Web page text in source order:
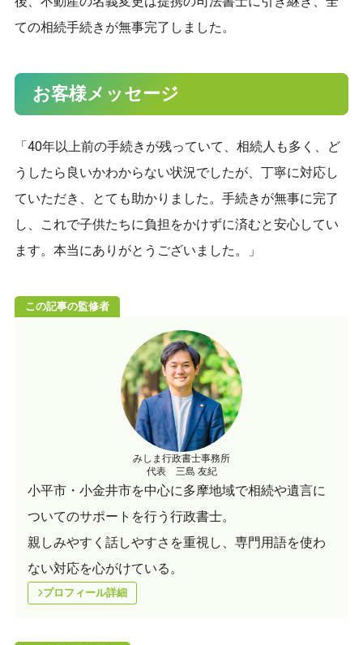
ての相続手続きが無事完了しました。
お客様メッセージ
「40年以上前の手続きが残っていて、相続人も多く、ど
うしたら良いかわからない状況でしたが、丁寧に対応し
ていただき、とても助かりました。手続きが無事に完了
し、これで子供たちに負担をかけずに済むと安心してい
ます。本当にありがとうございました。」
この記事の監修者
みしま行政書士事務所
代表 三島 友紀
小平市・小金井市を中心に多摩地域で相続や遺言に
ついてのサポートを行う行政書士。
親しみやすく話しやすさを重視し、専門用語を使わ
ない対応を心がけている。
プロフィール詳細